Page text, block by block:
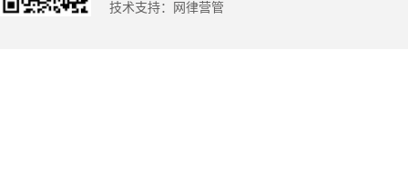
技术支持：
网律营管